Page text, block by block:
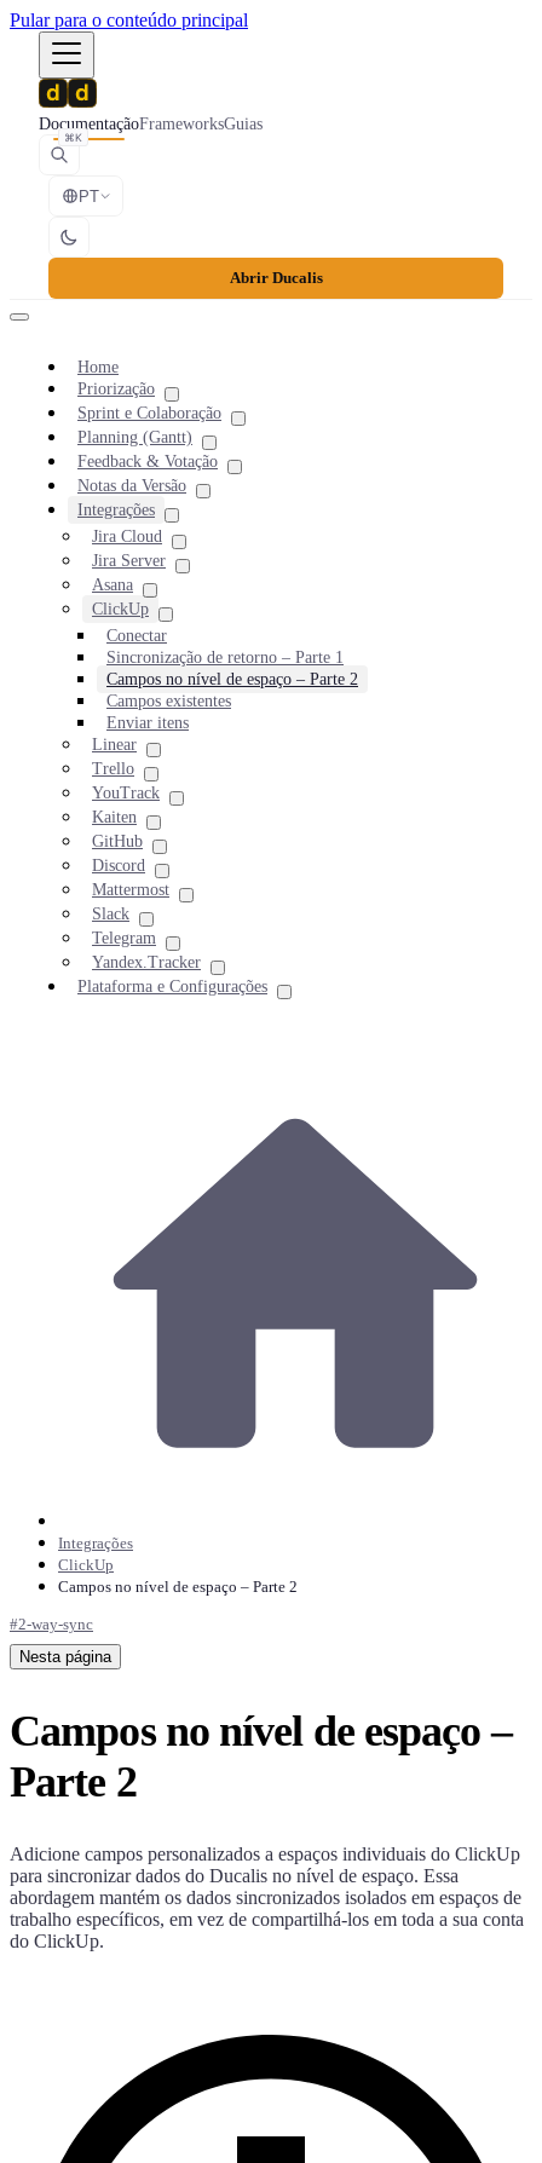
Pular para o conteúdo principal
DocumentaçãoFrameworksGuias
⌘K
PT
Abrir Ducalis
Home
Priorização
Sprint e Colaboração
Planning (Gantt)
Feedback & Votação
Notas da Versão
Integrações
Jira Cloud
Jira Server
Asana
ClickUp
Conectar
Sincronização de retorno – Parte 1
Campos no nível de espaço – Parte 2
Campos existentes
Enviar itens
Linear
Trello
YouTrack
Kaiten
GitHub
Discord
Mattermost
Slack
Telegram
Yandex.Tracker
Plataforma e Configurações
Integrações
ClickUp
Campos no nível de espaço – Parte 2
#2-way-sync
Nesta página
Campos no nível de espaço –
Parte 2
Adicione campos personalizados a espaços individuais do ClickUp
para sincronizar dados do Ducalis no nível de espaço. Essa
abordagem mantém os dados sincronizados isolados em espaços de
trabalho específicos, em vez de compartilhá-los em toda a sua conta
do ClickUp.